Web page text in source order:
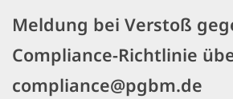
Meldung bei Verstoß
Compliance-Richtlinie
compliance@pgbm.de